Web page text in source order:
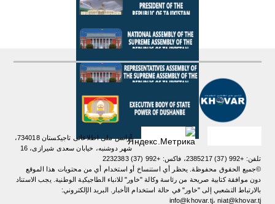
آژانس ملی اطلاعاتی تاجیکستان 734018،
شهر دوشنبه، خیابان سعدی شیرازی، 16
تلفن: +992 (37) 2385217، فاکس: +992 (37) 2232383
©جميع الحقوق محفوظة. يحظر أي استنساخ أو استخدام أي من محتويات هذا الموقع
دون موافقة كتابية صريحة من رئاسة وكالة "خاور" للانباء الطاجيكية الوطنية. یجب الاستناد
بالارتباط التشعبي إلى "خاور" في حالة استخدام الأخبار. البريد الإلكتروني:
info@khovar.tj، niat@khovar.tj